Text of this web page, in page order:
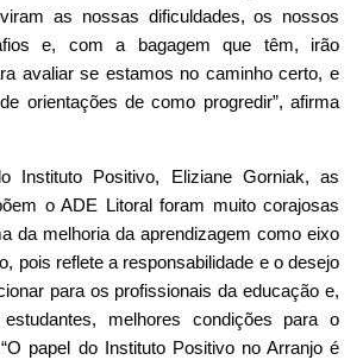
as nossas dificuldades, os nossos
e, com a bagagem que têm, irão
avaliar se estamos no caminho certo, e
orientações de como progredir”, afirma
Instituto Positivo, Eliziane Gorniak, as
o ADE Litoral foram muito corajosas
da melhoria da aprendizagem como eixo
pois reflete a responsabilidade e o desejo
para os profissionais da educação e,
melhores condições para o
papel do Instituto Positivo no Arranjo é